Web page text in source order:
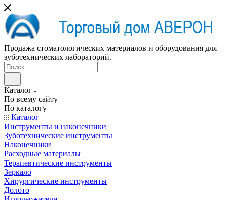
Продажа стоматологических материалов и оборудования для
зуботехнических лабораторий.
Каталог
По всему сайту
По каталогу
Каталог
Инструменты и наконечники
Зуботехнические инструменты
Наконечники
Расходные материалы
Терапевтические инструменты
Зеркало
Хирургические инструменты
Долото